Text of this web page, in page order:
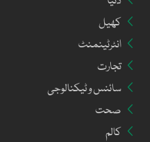
کھیل
انٹرٹینمنٹ
تجارت
سائنس و ٹیکنالوجی
صحت
کالم